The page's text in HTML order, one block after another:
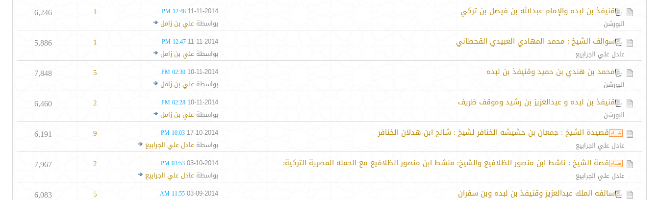
قنيفذ بن لبده والإمام عبدالله بن فيصل بن تركي
البورشن
11-11-2014
12:48 PM
بواسطةعلي بن زامل
1
6,246
سوالف الشيخ : محمد المهادي العبيدي القحطاني
عادل علي الجرابيع
11-11-2014
12:47 PM
بواسطةعلي بن زامل
1
5,886
محمد بن هندي بن حميد وقنيفذ بن لبده
البورشن
10-11-2014
02:30 PM
بواسطةعلي بن زامل
5
7,848
قنيفذ بن لبده و عبدالعزيز بن رشيد وموقف ظريف
البورشن
10-11-2014
02:28 PM
بواسطةعلي بن زامل
2
6,460
قصيدة الشيخ : جمعان بن حشيشه الخنافر لشيخ : شالح ابن هدلان الخنافر
عادل علي الجرابيع
17-10-2014
10:03 PM
بواسطةعادل علي الجرابيع
9
6,191
قصة الشيخ : ناشط ابن منصور الظلافيع والشيخ: منشط ابن منصور الظلافيع مع الحمله المصرية التركية:
عادل علي الجرابيع
03-10-2014
03:53 PM
بواسطةعادل علي الجرابيع
2
7,967
سالفه الملك عبدالعزيز وقنيفذ بن لبده وبن سفران 03-09-2014
11:55 AM
5
6,083